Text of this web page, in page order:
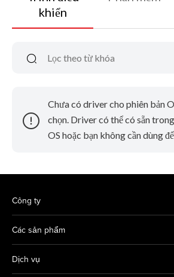
khiển
Chưa có driver cho phiên bản
chọn. Driver có thể có sẵn
OS hoặc bạn không cần dùng
Công ty
Các sản phẩm
Dịch vụ